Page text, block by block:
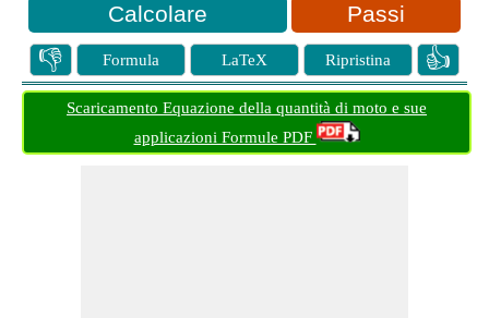
Passi
👎 Formula LaTeX Ripristina 👍
Scaricamento Equazione della quantità di moto e sue
applicazioni Formule PDF